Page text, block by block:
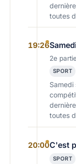
toutes
19:26
2e
SPORT
toutes
20:00C'est
SPORT